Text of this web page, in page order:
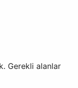
Gerekli alanlar